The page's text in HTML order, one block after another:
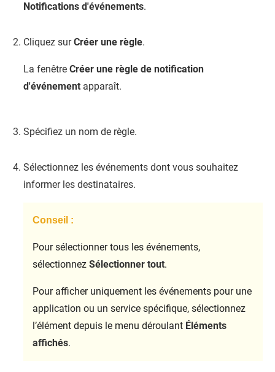
Notifications d'événements.
Cliquez surCréer une règle.
La fenêtre Créer une règle de notification
d'événement apparaît.
Spécifiez un nom de règle.
Sélectionnez les événements dont vous souhaitez
informer les destinataires.
Conseil :
Pour sélectionner tous les événements,
sélectionnez Sélectionner tout.
Pour afficher uniquement les événements pour une
application ou un service spécifique, sélectionnez
l’élément depuis le menu déroulant Éléments
affichés.